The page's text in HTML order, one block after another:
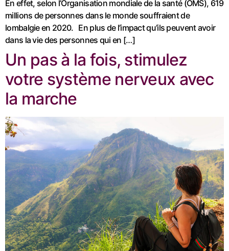
En effet, selon l’Organisation mondiale de la santé (OMS), 619
millions de personnes dans le monde souffraient de
lombalgie en 2020. En plus de l’impact qu’ils peuvent avoir
dans la vie des personnes qui en […]
Un pas à la fois, stimulez
votre système nerveux avec
la marche